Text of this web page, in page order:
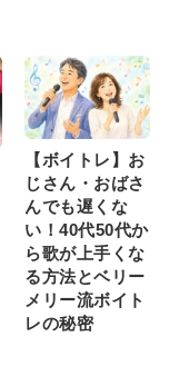
【ボイトレ】お
じさん・おばさ
んでも遅くな
い！40代50代か
ら歌が上手くな
る方法とベリー
メリー流ボイト
レの秘密